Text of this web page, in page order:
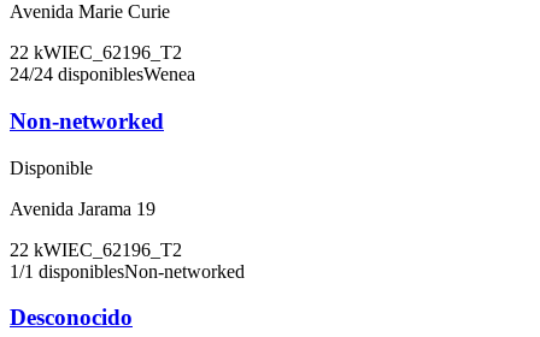
Avenida Marie Curie
22 kWIEC_62196_T2
24/24 disponiblesWenea
Non-networked
Disponible
Avenida Jarama 19
22 kWIEC_62196_T2
1/1 disponiblesNon-networked
Desconocido